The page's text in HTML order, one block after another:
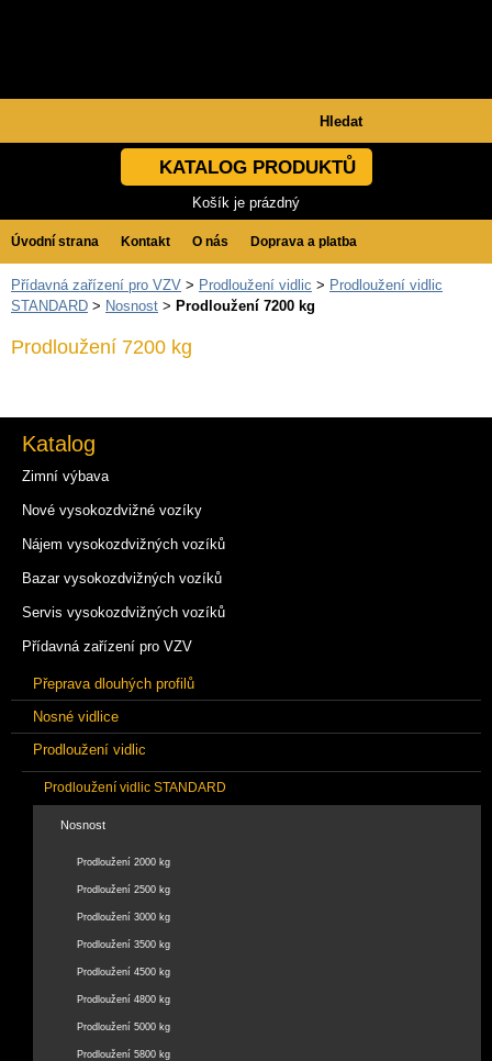
KATALOG PRODUKTŮ
Košík je prázdný
Úvodní strana Kontakt O nás Doprava a platba
Obchodní podmínky GDPR
Přídavná zařízení pro VZV > Prodloužení vidlic > Prodloužení vidlic
STANDARD > Nosnost > Prodloužení 7200 kg
Prodloužení 7200 kg
Katalog
Zimní výbava
Nové vysokozdvižné vozíky
Nájem vysokozdvižných vozíků
Bazar vysokozdvižných vozíků
Servis vysokozdvižných vozíků
Přídavná zařízení pro VZV
Přeprava dlouhých profilů
Nosné vidlice
Prodloužení vidlic
Prodloužení vidlic STANDARD
Nosnost
Prodloužení 2000 kg
Prodloužení 2500 kg
Prodloužení 3000 kg
Prodloužení 3500 kg
Prodloužení 4500 kg
Prodloužení 4800 kg
Prodloužení 5000 kg
Prodloužení 5800 kg